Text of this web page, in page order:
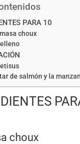
PARA 10
choux
de salmón y la
choux